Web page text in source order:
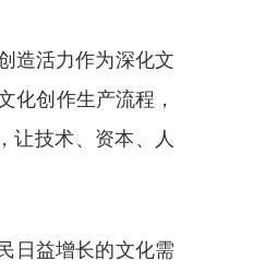
造活力作为深化文
化创作生产流程，
让技术、资本、人
日益增长的文化需